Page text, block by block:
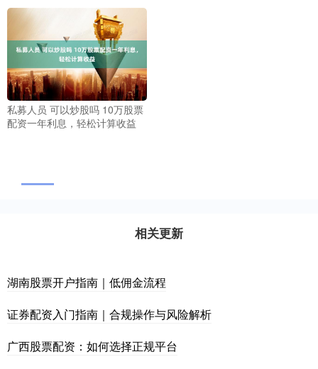
私募人员 可以炒股吗 10万股票
配资一年利息，轻松计算收益
相关更新
湖南股票开户指南｜低佣金流程
证券配资入门指南｜合规操作与风险解析
广西股票配资：如何选择正规平台